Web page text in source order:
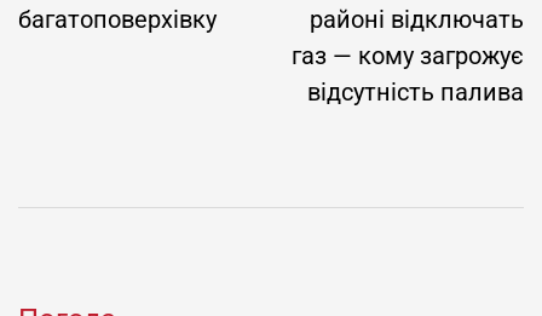
багатоповерхівку
районі відключать
газ — кому загрожує
відсутність палива